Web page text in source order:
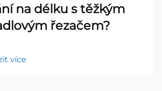
na délku s těžkým
řezačem?
více